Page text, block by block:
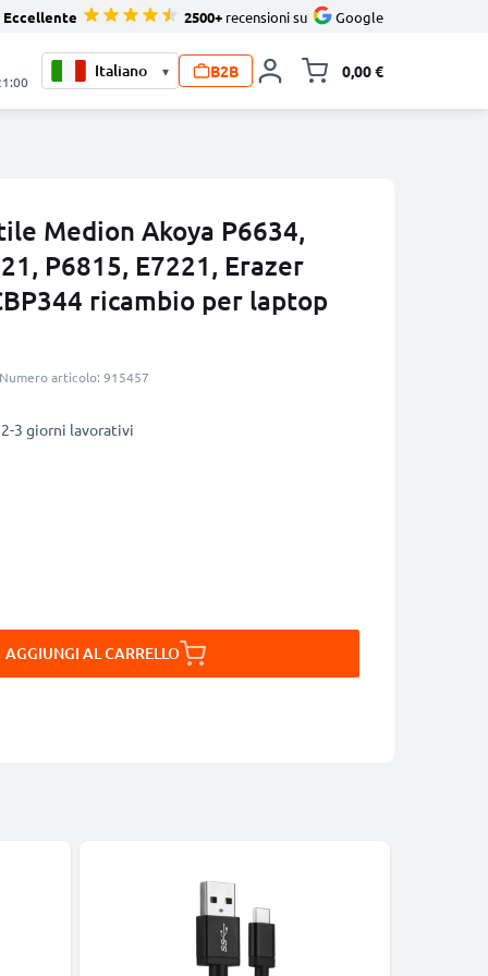
Eccellente 2500+ recensioni su Google
▾ B2B 0,00 €
Medion Akoya P6634,
P6815, E7221, Erazer
ricambio per laptop
Numero articolo: 915457
2-3 giorni lavorativi
AGGIUNGI AL CARRELLO